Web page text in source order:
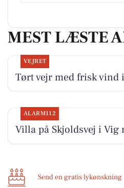
MEST LÆSTE
VEJRET
Tørt vejr med frisk vind
ALARM112
Villa på Skjoldsvej i Vig
Send en gratis lykønskning